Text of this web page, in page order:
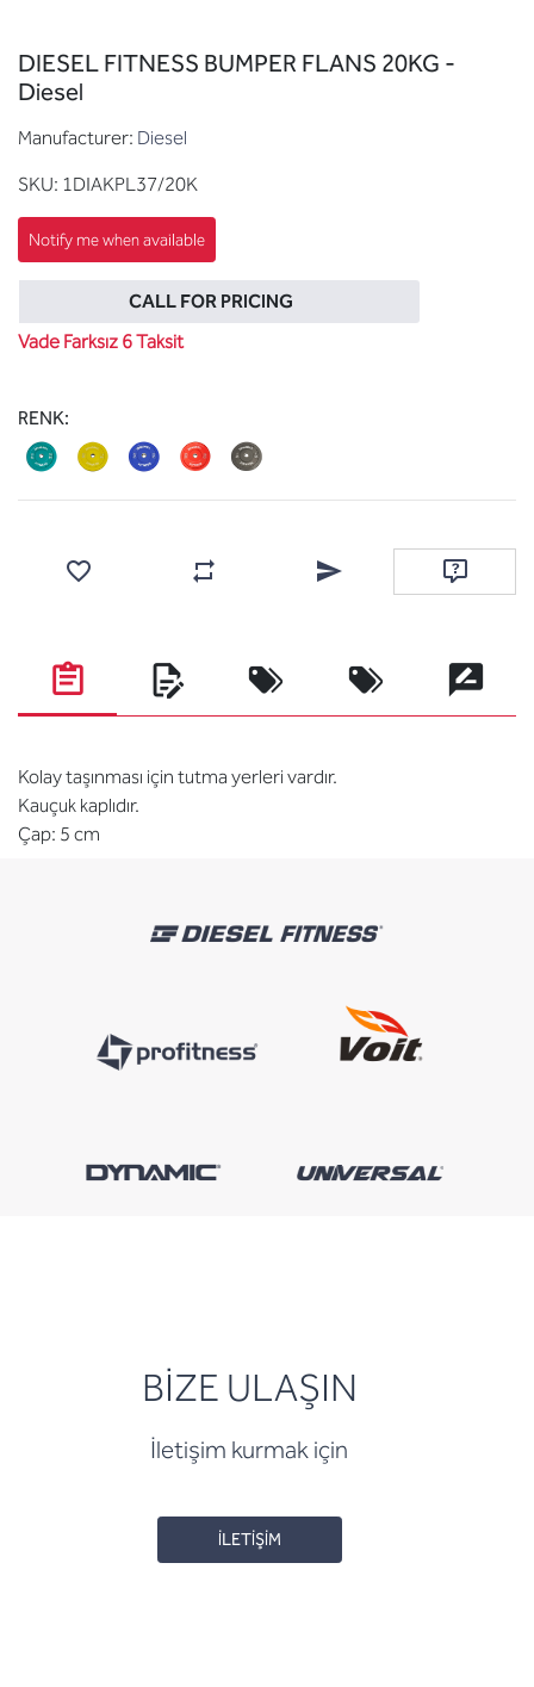
DIESEL FITNESS BUMPER FLANS 20KG -
Diesel
Manufacturer: Diesel
SKU: 1DIAKPL37/20K
CALL FOR PRICING
Vade Farksız 6 Taksit
RENK:
Add to wishlist Add to compare listEmail a friend Ask
Kolay taşınması için tutma yerleri vardır.
Kauçuk kaplıdır.
Çap: 5 cm
BİZE ULAŞIN
İletişim kurmak için
İLETİŞİM